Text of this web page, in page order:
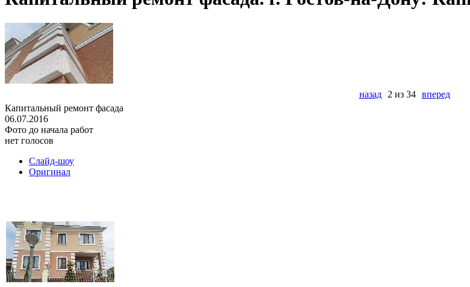
назад 2 из 34
вперед
Капитальный ремонт фасада
06.07.2016
Фото до начала работ
нет голосов
Слайд-шоу
Оригинал